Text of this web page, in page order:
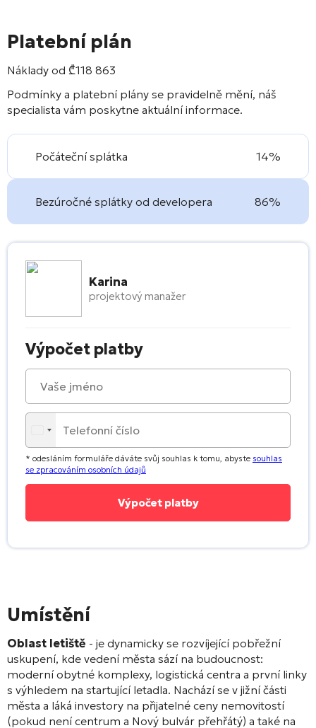
Platební plán
Náklady od ₾118 863
Podmínky a platební plány se pravidelně mění, náš
specialista vám poskytne aktuální informace.
Počáteční splátka 14%
Bezúročné splátky od developera 86%
Karina
projektový manažer
Výpočet platby
* odesláním formuláře dáváte svůj souhlas k tomu, abyste souhlas
se zpracováním osobních údajů
Umístění
Oblast letiště - je dynamicky se rozvíjející pobřežní
uskupení, kde vedení města sází na budoucnost:
moderní obytné komplexy, logistická centra a první linky
s výhledem na startující letadla. Nachází se v jižní části
města a láká investory na přijatelné ceny nemovitostí
(pokud není centrum a Nový bulvár přehřátý) a také na